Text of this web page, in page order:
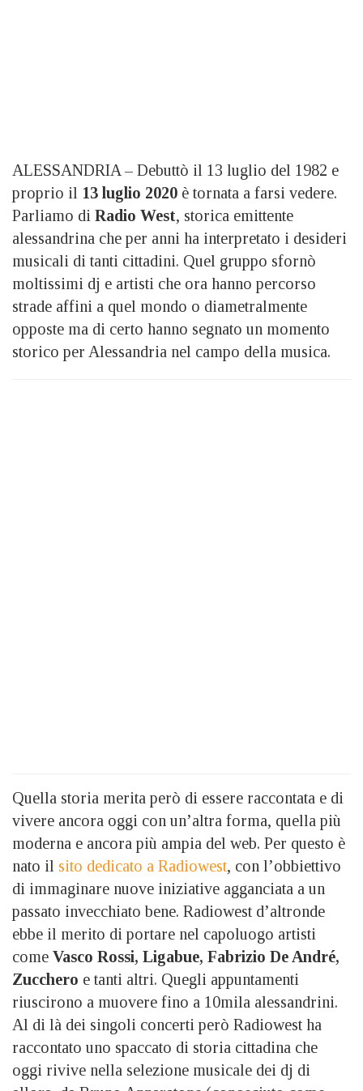
ALESSANDRIA – Debuttò il 13 luglio del 1982 e
proprio il 13 luglio 2020 è tornata a farsi vedere.
Parliamo di Radio West, storica emittente
alessandrina che per anni ha interpretato i desideri
musicali di tanti cittadini. Quel gruppo sfornò
moltissimi dj e artisti che ora hanno percorso
strade affini a quel mondo o diametralmente
opposte ma di certo hanno segnato un momento
storico per Alessandria nel campo della musica.
Quella storia merita però di essere raccontata e di
vivere ancora oggi con un’altra forma, quella più
moderna e ancora più ampia del web. Per questo è
nato il sito dedicato a Radiowest, con l’obbiettivo
di immaginare nuove iniziative agganciata a un
passato invecchiato bene. Radiowest d’altronde
ebbe il merito di portare nel capoluogo artisti
come Vasco Rossi, Ligabue, Fabrizio De André,
Zucchero e tanti altri. Quegli appuntamenti
riuscirono a muovere fino a 10mila alessandrini.
Al di là dei singoli concerti però Radiowest ha
raccontato uno spaccato di storia cittadina che
oggi rivive nella selezione musicale dei dj di